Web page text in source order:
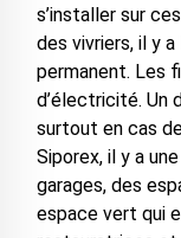
s’installer sur
des vivriers, il y
permanent. Les
d’électricité. Un
surtout en cas
Siporex, il y a
garages, des
espace vert qui